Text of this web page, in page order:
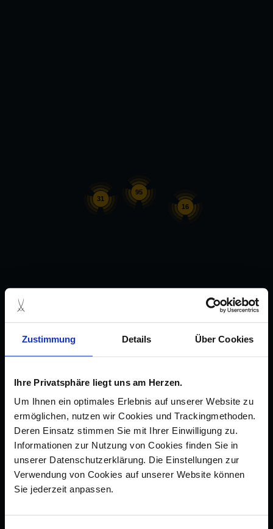
Zustimmung Details Über Cookies
Ihre Privatsphäre liegt uns am Herzen.
Um Ihnen ein optimales Erlebnis auf unserer Website zu
ermöglichen, nutzen wir Cookies und Trackingmethoden.
Deren Einsatz stimmen Sie mit Ihrer Einwilligung zu.
Informationen zur Nutzung von Cookies finden Sie in
unserer Datenschutzerklärung. Die Einstellungen zur
Verwendung von Cookies auf unserer Website können
Sie jederzeit anpassen.
95
16
31